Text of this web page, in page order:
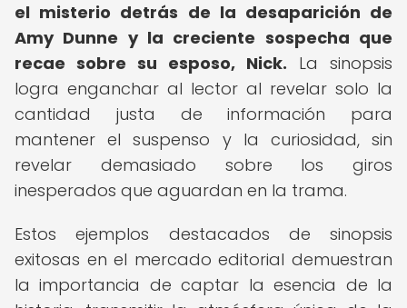
el misterio detrás de la desaparición de
Amy Dunne y la creciente sospecha que
recae sobre su esposo, Nick. La sinopsis
logra enganchar al lector al revelar solo la
cantidad justa de información para
mantener el suspenso y la curiosidad, sin
revelar demasiado sobre los giros
inesperados que aguardan en la trama.
Estos ejemplos destacados de sinopsis
exitosas en el mercado editorial demuestran
la importancia de captar la esencia de la